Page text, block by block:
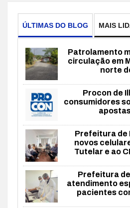
ÚLTIMAS DO BLOG MAIS
Patrolamento
circulação em
norte
Procon de
consumidores
Prefeitura de
novos
Tutelar e ao
Prefeitura
atendimento
pacientes